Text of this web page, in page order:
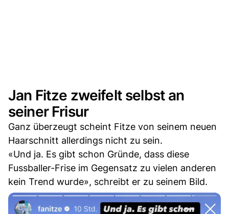
Jan Fitze zweifelt selbst an
seiner Frisur
Ganz überzeugt scheint Fitze von seinem neuen
Haarschnitt allerdings nicht zu sein.
«Und ja. Es gibt schon Gründe, dass diese
Fussballer-Frise im Gegensatz zu vielen anderen
kein Trend wurde», schreibt er zu seinem Bild.